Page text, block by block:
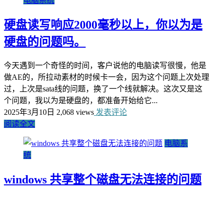
硬盘读写响应2000毫秒以上，你以为是
硬盘的问题吗。
今天遇到一个奇怪的时间，客户说他的电脑读写很慢，他是
做AE的，所拉动素材的时候卡一会，因为这个问题上次处理
过，上次是sata线的问题，换了一个线就解决。这次又是这
个问题，我以为是硬盘的，都准备开始给它...
2025年3月10日 2,068 views 发表评论
阅读全文
电脑系
统
windows 共享整个磁盘无法连接的问题